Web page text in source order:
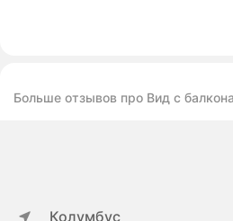
Больше отзывов про Вид с
Колумбус